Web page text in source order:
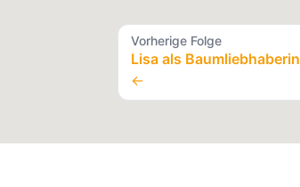
Vorherige Folge
Lisa als Baumliebhaberin
←